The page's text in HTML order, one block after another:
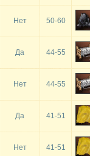
Нет 50-60
Да 44-55
Нет 44-55
Да 41-51
Нет 41-51